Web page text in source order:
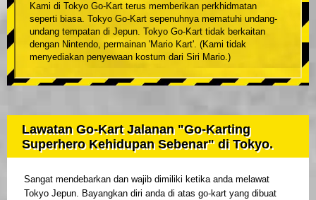
Kami di Tokyo Go-Kart terus memberikan perkhidmatan
seperti biasa. Tokyo Go-Kart sepenuhnya mematuhi undang-
undang tempatan di Jepun. Tokyo Go-Kart tidak berkaitan
dengan Nintendo, permainan 'Mario Kart'. (Kami tidak
menyediakan penyewaan kostum dari Siri Mario.)
Lawatan Go-Kart Jalanan "Go-Karting
Superhero Kehidupan Sebenar" di Tokyo.
Sangat mendebarkan dan wajib dimiliki ketika anda melawat
Tokyo Jepun. Bayangkan diri anda di atas go-kart yang dibuat